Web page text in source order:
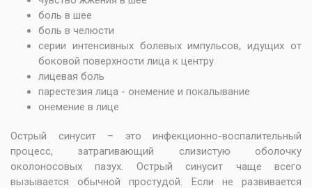
боль в шее
боль в челюсти
серии интенсивных болевых импульсов, идущих от
боковой поверхности лица к центру
лицевая боль
парестезия лица - онемение и покалывание
онемение в лице
Острый синусит – это инфекционно-воспалительный
процесс, затрагивающий слизистую оболочку
околоносовых пазух. Острый синусит чаще всего
вызывается обычной простудой. Если не развивается